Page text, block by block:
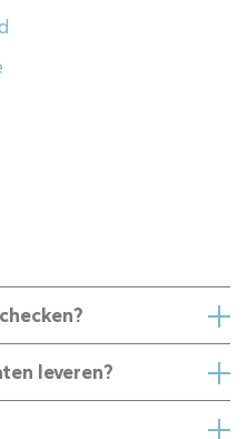
leveren?